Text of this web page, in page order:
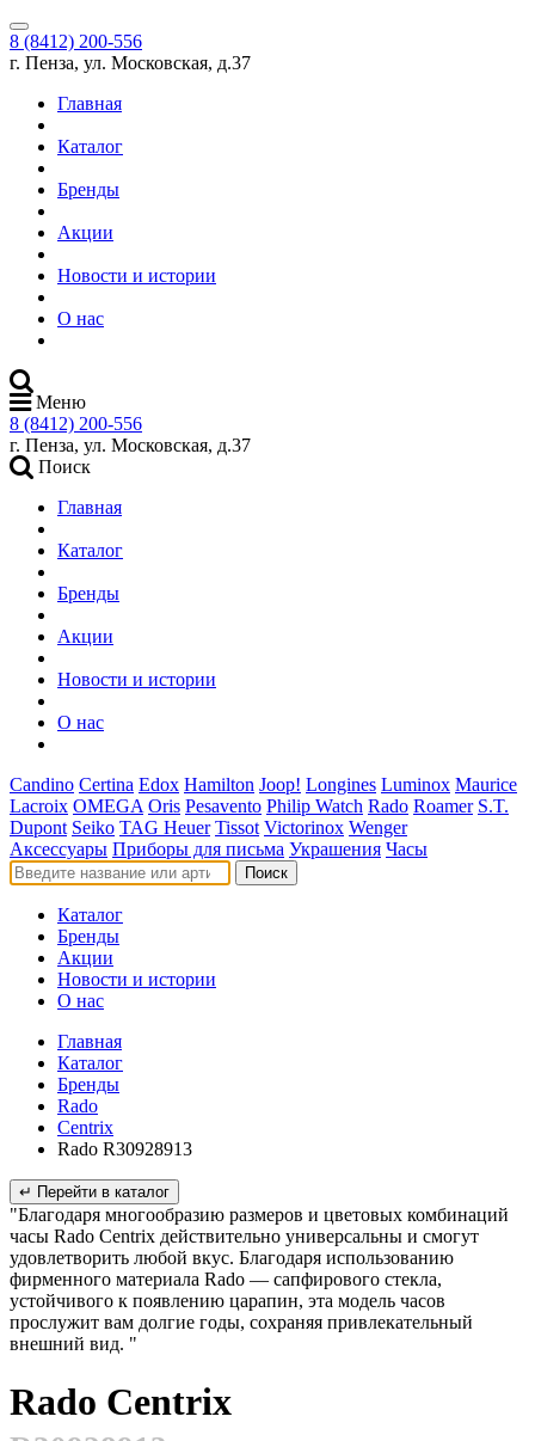
8 (8412) 200-556
г. Пенза, ул. Московская, д.37
Главная
Каталог
Бренды
Акции
Новости и истории
О нас
Меню
8 (8412) 200-556
г. Пенза, ул. Московская, д.37
Поиск
Главная
Каталог
Бренды
Акции
Новости и истории
О нас
Candino Certina Edox Hamilton Joop! Longines Luminox Maurice
Lacroix OMEGA Oris Pesavento Philip Watch Rado Roamer S.T.
Dupont Seiko TAG Heuer Tissot Victorinox Wenger
Аксессуары Приборы для письма Украшения Часы
Поиск
Каталог
Бренды
Акции
Новости и истории
О нас
Главная
Каталог
Бренды
Rado
Centrix
Rado R30928913
↵ Перейти в каталог
"Благодаря многообразию размеров и цветовых комбинаций
часы Rado Centrix действительно универсальны и смогут
удовлетворить любой вкус. Благодаря использованию
фирменного материала Rado — сапфирового стекла,
устойчивого к появлению царапин, эта модель часов
прослужит вам долгие годы, сохраняя привлекательный
внешний вид. "
Rado Centrix